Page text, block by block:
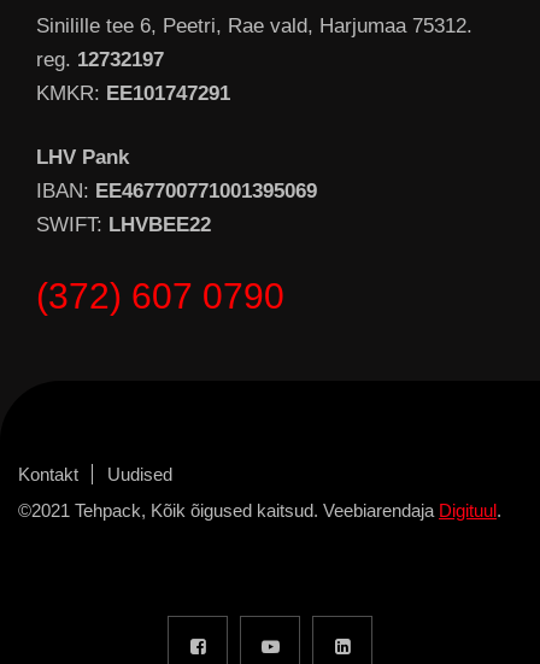
Sinilille tee 6, Peetri, Rae vald, Harjumaa 75312.
reg. 12732197
KMKR: EE101747291
LHV Pank
IBAN: EE467700771001395069
SWIFT: LHVBEE22
(372) 607 0790
Kontakt
Uudised
©2021 Tehpack, Kõik õigused kaitsud. Veebiarendaja Digituul.